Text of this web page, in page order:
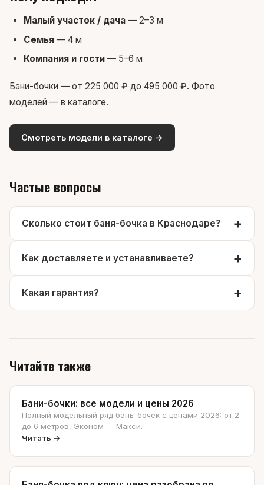
Малый участок / дача — 2–3 м
Семья — 4 м
Компания и гости — 5–6 м
Бани-бочки — от 225 000 ₽ до 495 000 ₽. Фото
моделей — в каталоге.
Смотреть модели в каталоге →
Частые вопросы
Сколько стоит баня-бочка в Краснодаре?
Как доставляете и устанавливаете?
Какая гарантия?
Читайте также
Бани-бочки: все модели и цены 2026
Полный модельный ряд бань-бочек с ценами 2026: от 2
до 6 метров, Эконом — Макси.
Читать →